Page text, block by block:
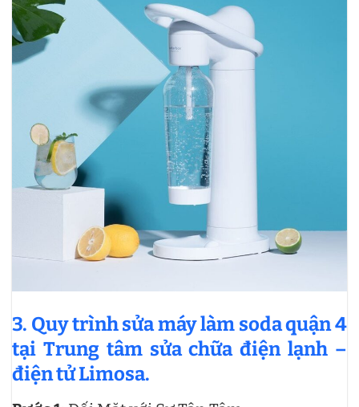
3. Quy trình sửa máy làm soda quận 4
tại Trung tâm sửa chữa điện lạnh –
điện tử Limosa.